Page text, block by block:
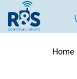
naar
Home